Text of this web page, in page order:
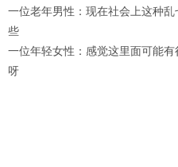
一位老年男性 ：现在社会上这种
些
一位年轻女性 ：感觉这里面可能
呀